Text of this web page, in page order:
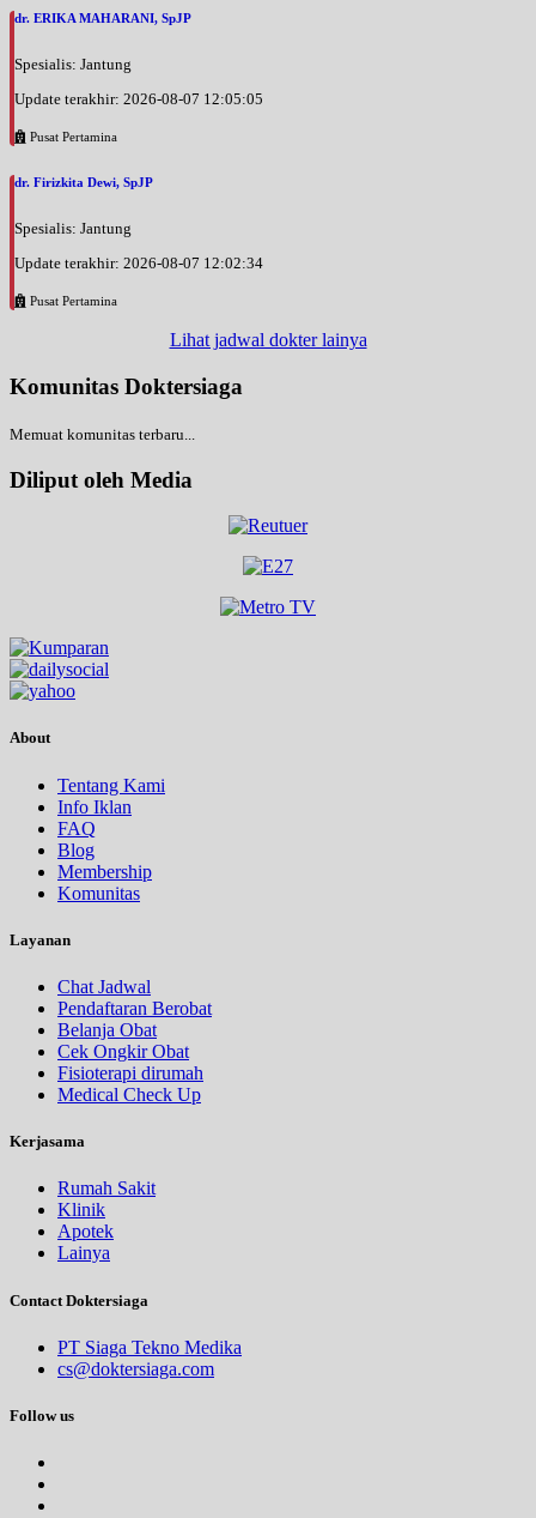
dr. ERIKA MAHARANI, SpJP
Spesialis: Jantung
Update terakhir: 2026-08-07 12:05:05
Pusat Pertamina
dr. Firizkita Dewi, SpJP
Spesialis: Jantung
Update terakhir: 2026-08-07 12:02:34
Pusat Pertamina
Lihat jadwal dokter lainya
Komunitas Doktersiaga
Memuat komunitas terbaru...
Diliput oleh Media
About
Tentang Kami
Info Iklan
FAQ
Blog
Membership
Komunitas
Layanan
Chat Jadwal
Pendaftaran Berobat
Belanja Obat
Cek Ongkir Obat
Fisioterapi dirumah
Medical Check Up
Kerjasama
Rumah Sakit
Klinik
Apotek
Lainya
Contact Doktersiaga
PT Siaga Tekno Medika
cs@doktersiaga.com
Follow us